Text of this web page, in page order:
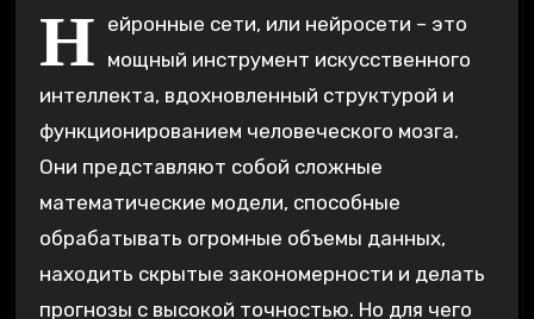
Н ейронные сети, или нейросети – это
мощный инструмент искусственного
интеллекта, вдохновленный структурой и
функционированием человеческого мозга.
Они представляют собой сложные
математические модели, способные
обрабатывать огромные объемы данных,
находить скрытые закономерности и делать
прогнозы с высокой точностью. Но для чего